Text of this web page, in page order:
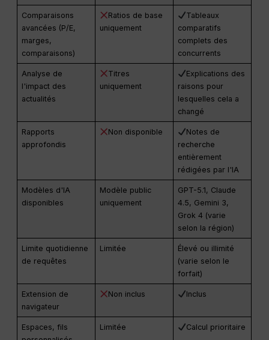
Comparaisons
avancées (P/E,
marges,
comparaisons)
Ratios de base
uniquement
Tableaux
comparatifs
complets des
concurrents
Analyse de
l'impact des
actualités
Titres
uniquement
Explications des
raisons pour
lesquelles cela a
changé
Rapports
approfondis
Non disponible
Notes de
recherche
entièrement
rédigées par l'IA
Modèles d'IA
disponibles
Modèle public
uniquement
GPT-5.1, Claude
4.5, Gemini 3,
Grok 4 (varie
selon la région)
Limite quotidienne
de requêtes
Limitée
Élevé ou illimité
(varie selon le
forfait)
Extension de
navigateur
Non inclus Inclus
Espaces, fils
Limitée Calcul prioritaire